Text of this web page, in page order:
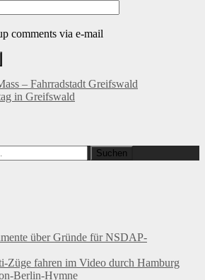
comments via e-mail
– Fahrradstadt Greifswald
in Greifswald
über Gründe für NSDAP-
Züge fahren im Video durch Hamburg
Berlin-Hymne